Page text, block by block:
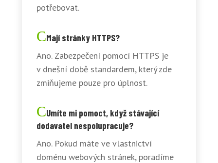
potřebovat.
Mají stránky HTTPS?
Ano. Zabezpečení pomocí HTTPS je
v dnešní době standardem, který zde
zmiňujeme pouze pro úplnost.
Umíte mi pomoct, když stávající
dodavatel nespolupracuje?
Ano. Pokud máte ve vlastnictví
doménu webových stránek, poradíme